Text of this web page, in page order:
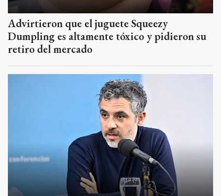
Advirtieron que el juguete Squeezy
Dumpling es altamente tóxico y pidieron su
retiro del mercado